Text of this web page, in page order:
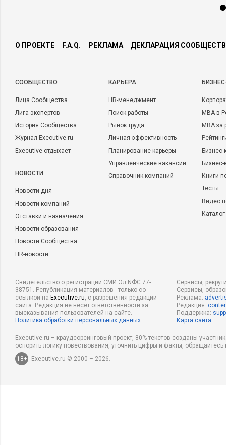
О ПРОЕКТЕ F.A.Q. РЕКЛАМА ДЕКЛАРАЦИЯ
CООБЩЕСТВО
Лица Сообщества
Лига экспертов
История Сообщества
Журнал Executive.ru
Executive отдыхает
НОВОСТИ
Новости дня
Новости компаний
Отставки и назначения
Новости образования
Новости Сообщества
HR-новости
КАРЬЕРА
HR-менеджмент
Поиск работы
Рынок труда
Личная эффективность
Планирование карьеры
Управленческие вакансии
Справочник компаний
MBA в
MBA
Бизнес-
Книги
Тесты
Видео
Свидетельство о регистрации СМИ Эл NФС 77-
38751. Републикация материалов - только со
ссылкой на Executive.ru, с разрешения редакции
сайта. Редакция не несет ответственности за
высказывания пользователей на сайте.
Политика обработки персональных данных
Сервисы,
Сервисы,
Реклама:
Редакция:
Поддержка:
Карта сайта
Executive.ru – краудсорсинговый проект, 80% текстов созданы
оспорить логику повествования, уточнить цифры и факты,
18+
Executive.ru © 2000 – 2026.